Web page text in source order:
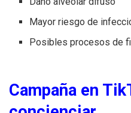
Mayor riesgo de
Posibles procesos de
Campaña en